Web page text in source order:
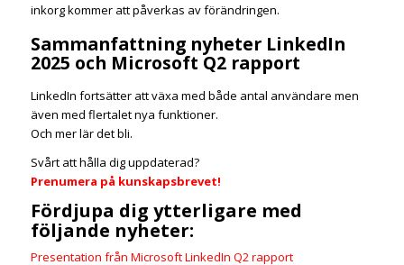
inkorg kommer att påverkas av förändringen.
Sammanfattning nyheter LinkedIn
2025 och Microsoft Q2 rapport
LinkedIn fortsätter att växa med både antal användare men
även med flertalet nya funktioner.
Och mer lär det bli.
Svårt att hålla dig uppdaterad?
Prenumera på kunskapsbrevet!
Fördjupa dig ytterligare med
följande nyheter:
Presentation från Microsoft LinkedIn Q2 rapport